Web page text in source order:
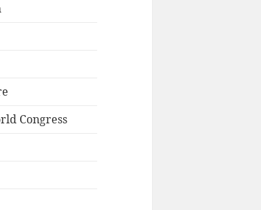
Congress